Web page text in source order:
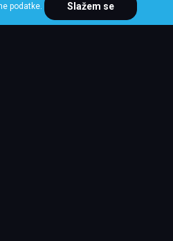
podatke. Slažem se